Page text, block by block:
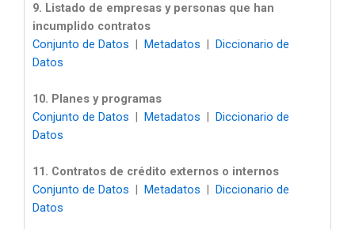
9. Listado de empresas y personas que han
incumplido contratos
Conjunto de Datos | Metadatos | Diccionario de
Datos
10. Planes y programas
Conjunto de Datos | Metadatos | Diccionario de
Datos
11. Contratos de crédito externos o internos
Conjunto de Datos | Metadatos | Diccionario de
Datos